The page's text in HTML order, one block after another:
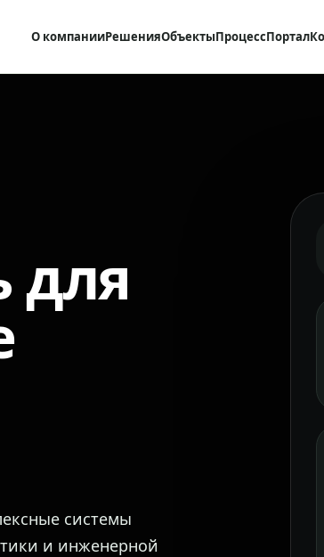
О компанииРешенияОбъектыПроцессПортал
для
системы
и инженерной